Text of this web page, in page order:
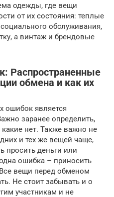
одежды, где вещи
от их состояния: теплые
обслуживания,
а винтаж и брендовые
Распространенные
обмена и как их
ошибок является
заранее определить,
нет. Также важно не
и тех же вещей чаще,
просить деньги или
ошибка – приносить
вещи перед обменом
Не стоит забывать и о
участникам и не